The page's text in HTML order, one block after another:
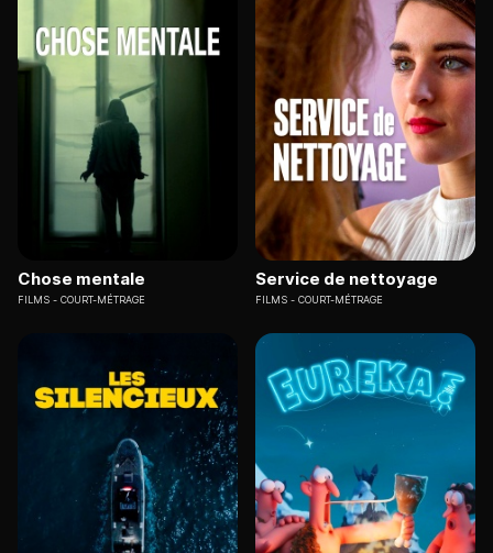
Chose mentale
FILMS COURT-MÉTRAGE
Service de nettoyage
FILMS COURT-MÉTRAGE